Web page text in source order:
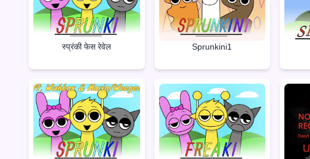
स्प्रंकी फेस रेवेल Sprunkini1